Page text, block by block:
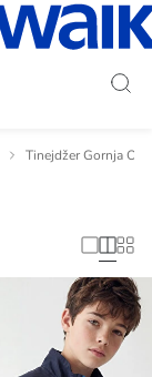
Tinejdžer Gornja